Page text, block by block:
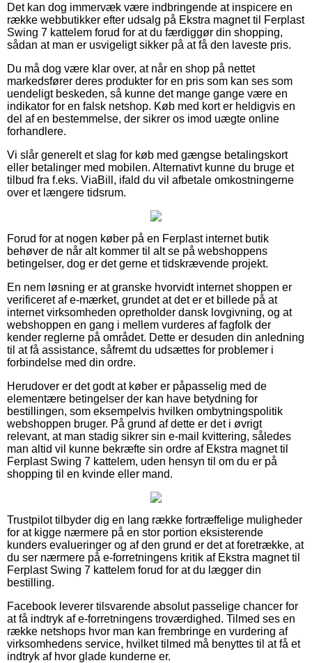
Det kan dog immervæk være indbringende at inspicere en
række webbutikker efter udsalg på Ekstra magnet til Ferplast
Swing 7 kattelem forud for at du færdiggør din shopping,
sådan at man er usvigeligt sikker på at få den laveste pris.
Du må dog være klar over, at når en shop på nettet
markedsfører deres produkter for en pris som kan ses som
uendeligt beskeden, så kunne det mange gange være en
indikator for en falsk netshop. Køb med kort er heldigvis en
del af en bestemmelse, der sikrer os imod uægte online
forhandlere.
Vi slår generelt et slag for køb med gængse betalingskort
eller betalinger med mobilen. Alternativt kunne du bruge et
tilbud fra f.eks. ViaBill, ifald du vil afbetale omkostningerne
over et længere tidsrum.
Forud for at nogen køber på en Ferplast internet butik
behøver de når alt kommer til alt se på webshoppens
betingelser, dog er det gerne et tidskrævende projekt.
En nem løsning er at granske hvorvidt internet shoppen er
verificeret af e-mærket, grundet at det er et billede på at
internet virksomheden opretholder dansk lovgivning, og at
webshoppen en gang i mellem vurderes af fagfolk der
kender reglerne på området. Dette er desuden din anledning
til at få assistance, såfremt du udsættes for problemer i
forbindelse med din ordre.
Herudover er det godt at køber er påpasselig med de
elementære betingelser der kan have betydning for
bestillingen, som eksempelvis hvilken ombytningspolitik
webshoppen bruger. På grund af dette er det i øvrigt
relevant, at man stadig sikrer sin e-mail kvittering, således
man altid vil kunne bekræfte sin ordre af Ekstra magnet til
Ferplast Swing 7 kattelem, uden hensyn til om du er på
shopping til en kvinde eller mand.
Trustpilot tilbyder dig en lang række fortræffelige muligheder
for at kigge nærmere på en stor portion eksisterende
kunders evalueringer og af den grund er det at foretrække, at
du ser nærmere på e-forretningens kritik af Ekstra magnet til
Ferplast Swing 7 kattelem forud for at du lægger din
bestilling.
Facebook leverer tilsvarende absolut passelige chancer for
at få indtryk af e-forretningens troværdighed. Tilmed ses en
række netshops hvor man kan frembringe en vurdering af
virksomhedens service, hvilket tilmed må benyttes til at få et
indtryk af hvor glade kunderne er.